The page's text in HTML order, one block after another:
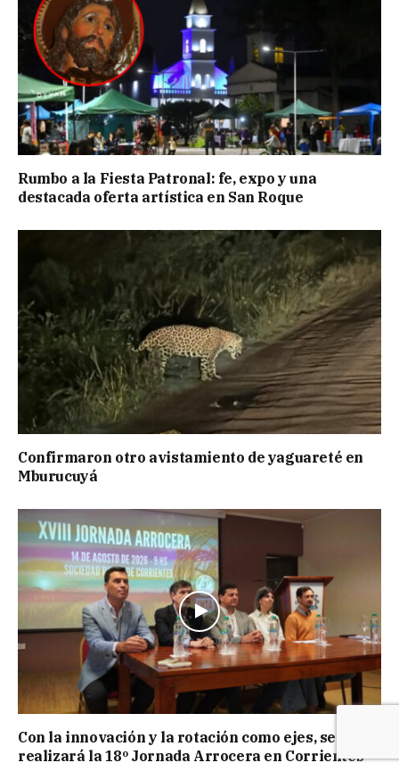
Rumbo a la Fiesta Patronal: fe, expo y una
destacada oferta artística en San Roque
Confirmaron otro avistamiento de yaguareté en
Mburucuyá
Con la innovación y la rotación como ejes, se
realizará la 18º Jornada Arrocera en Corrientes